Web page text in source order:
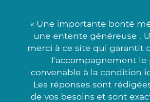
« Une importante bonté
une entente généreuse .
merci à ce site qui garantit
l'accompagnement le
convenable à la condition
Les réponses sont
de vos besoins et sont